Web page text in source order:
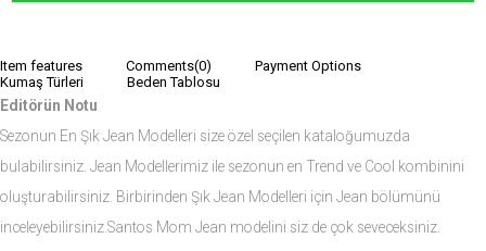
Item features Comments(0)
Payment Options
Kumaş Türleri
Beden Tablosu
Editörün Notu
Sezonun En Şık Jean Modelleri size özel seçilen kataloğumuzda
bulabilirsiniz. Jean Modellerimiz ile sezonun en Trend ve Cool kombinini
oluşturabilirsiniz. Birbirinden Şık Jean Modelleri için Jean bölümünü
inceleyebilirsiniz.Santos Mom Jean modelini siz de çok seveceksiniz.